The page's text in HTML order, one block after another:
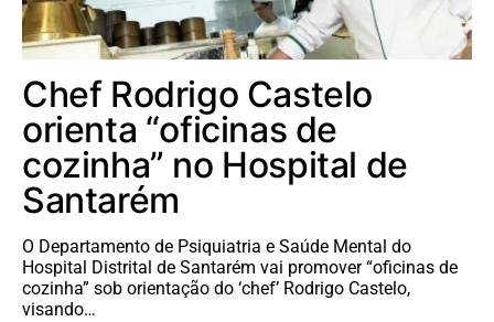
Chef Rodrigo Castelo
orienta “oficinas de
cozinha” no Hospital de
Santarém
O Departamento de Psiquiatria e Saúde Mental do
Hospital Distrital de Santarém vai promover “oficinas de
cozinha” sob orientação do ‘chef’ Rodrigo Castelo,
visando…